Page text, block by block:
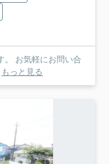
。 お気軽にお問い合
もっと見る